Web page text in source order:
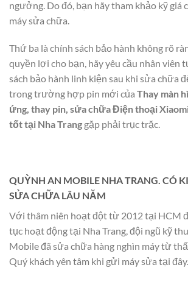
ngưởng. Do đó, bạn hãy tham khảo kỹ giá
máy sửa chữa.
Thứ ba là chính sách bảo hành không rõ
quyền lợi cho bạn, hãy yêu cầu nhân viên
sách bảo hành linh kiện sau khi sửa chữa
trong trường hợp pin mới của Thay màn
ứng, thay pin, sửa chữa Điện thoại
tốt tại Nha Trang gặp phải trục trặc.
QUỲNH AN MOBILE NHA TRANG. CÓ
SỬA CHỮA LÂU NĂM
Với thâm niên hoạt đột từ 2012 tại HCM
tục hoạt động tại Nha Trang, đội ngũ kỹ
Mobile đã sửa chữa hàng nghìn máy từ
Quý khách yên tâm khi gửi máy sửa tại đây.